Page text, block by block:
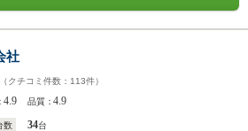
社
（クチコミ件数： 113件）
4.9 品質：4.9
数 34台